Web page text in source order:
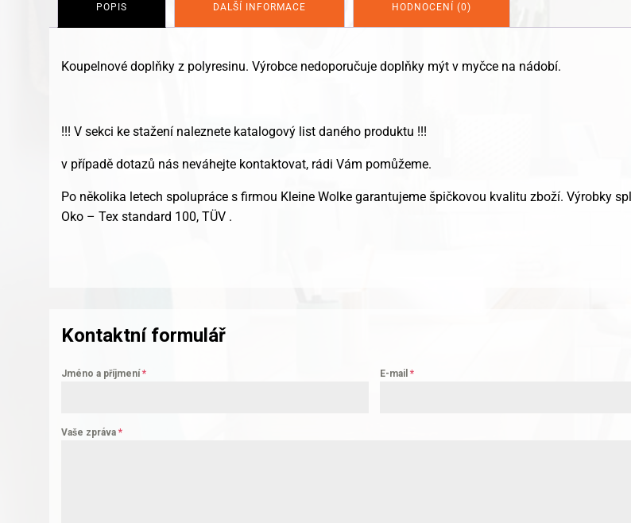
POPIS DALŠÍ INFORMACE HODNOCENÍ (0)
Koupelnové doplňky z polyresinu. Výrobce nedoporučuje doplňky mýt v myčce na nádobí.
!!! V sekci ke stažení naleznete katalogový list daného produktu !!!
v případě dotazů nás neváhejte kontaktovat, rádi Vám pomůžeme.
Po několika letech spolupráce s firmou Kleine Wolke garantujeme špičkovou kvalitu zboží. Výrobky
Oko – Tex standard 100, TÜV .
Kontaktní formulář
Jméno a příjmení * E-mail*
Vaše zpráva *